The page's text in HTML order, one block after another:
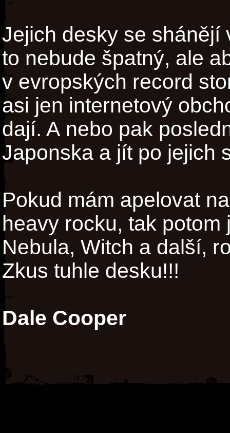
Jejich desky se shánějí
to nebude špatný, ale
v evropských record
asi jen internetový
dají. A nebo pak
Japonska a jít po jejich
Pokud mám apelovat
heavy rocku, tak
Nebula, Witch a další,
Zkus tuhle desku!!!
Dale Cooper